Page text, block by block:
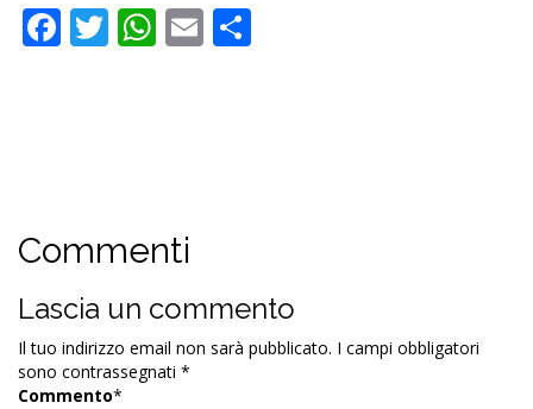
Facebook
Twitter
WhatsApp
Email
Commenti
Lascia un commento
Il tuo indirizzo email non sarà pubblicato. I campi obbligatori
sono contrassegnati *
Commento*